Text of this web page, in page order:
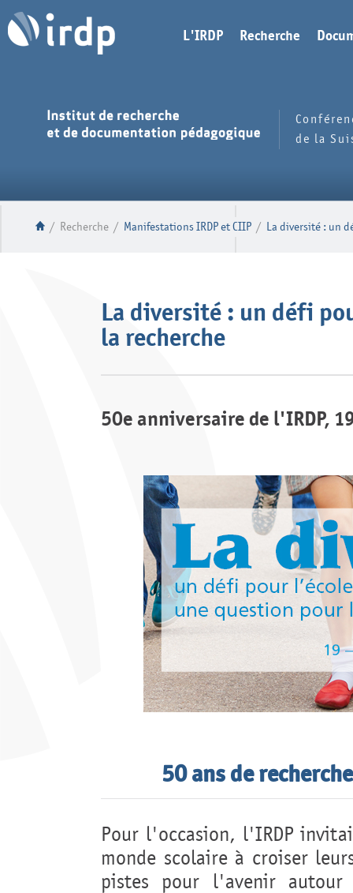
L'IRDP Recherche
de la
/ Recherche / Manifestations IRDP et CIIP / La diversité : un
La diversité : un défi
la recherche
50e anniversaire de l'IRDP,
50 ans de
Pour l'occasion, l'IRDP
monde scolaire à croiser
pistes pour l'avenir